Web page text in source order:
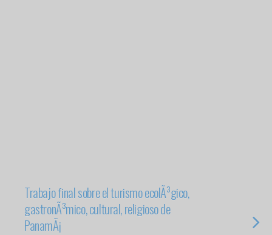
Trabajo final sobre el turismo ecolÃ³gico,
gastronÃ³mico, cultural, religioso de
PanamÃ¡